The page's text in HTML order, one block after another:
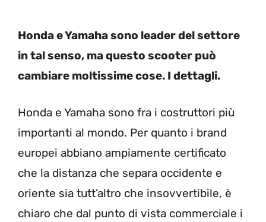
Honda e Yamaha sono leader del settore
in tal senso, ma questo scooter può
cambiare moltissime cose. I dettagli.
Honda e Yamaha sono fra i costruttori più
importanti al mondo. Per quanto i brand
europei abbiano ampiamente certificato
che la distanza che separa occidente e
oriente sia tutt’altro che insovvertibile, è
chiaro che dal punto di vista commerciale i